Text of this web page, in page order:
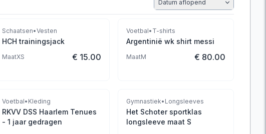
Datum aflopend
Schaatsen•Vesten
HCH trainingsjack
MaatXS € 15.00
Voetbal• T-shirts
Argentinië wk shirt messi
MaatM € 80.00
Voetbal• Kleding
RKVV DSS Haarlem Tenues
- 1 jaar gedragen
Gymnastiek• Longsleeves
Het Schoter sportklas
longsleeve maat S